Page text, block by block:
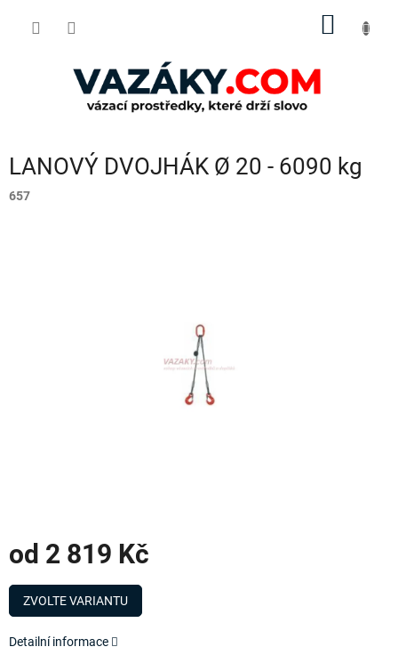
LANOVÝ DVOJHÁK Ø 20 - 6090 kg
657
od 2 819 Kč
Měrná
cena:
ZVOLTE VARIANTU
Detailní informace